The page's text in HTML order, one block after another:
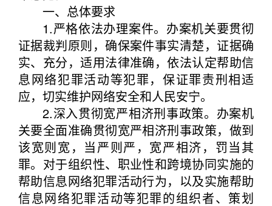
一、总体要求
1.严格依法办理案件。办案机关要贯彻
证据裁判原则，确保案件事实清楚，证据确
实、充分，适用法律准确，依法认定帮助信
息网络犯罪活动等犯罪，保证罪责刑相适
应，切实维护网络安全和人民安宁。
2.深入贯彻宽严相济刑事政策。办案机
关要全面准确贯彻宽严相济刑事政策，做到
该宽则宽，当严则严，宽严相济，罚当其
罪。对于组织性、职业性和跨境协同实施的
帮助信息网络犯罪活动行为，以及实施帮助
信息网络犯罪活动等犯罪的组织者、策划